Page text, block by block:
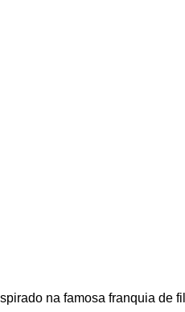
na famosa franquia de